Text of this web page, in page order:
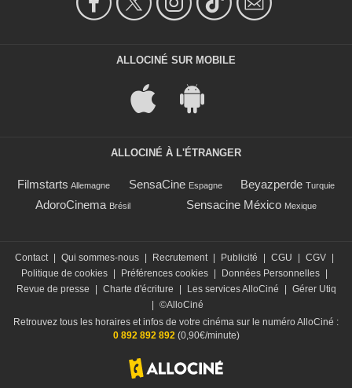
ALLOCINÉ SUR MOBILE
ALLOCINÉ À L'ÉTRANGER
Filmstarts Allemagne SensaCine Espagne Beyazperde Turquie
AdoroCinema Brésil Sensacine México Mexique
Contact Qui sommes-nous Recrutement Publicité CGU CGV
Politique de cookies
Préférences cookies Données Personnelles
Revue de presse
Charte d'écriture Les services AlloCiné
Gérer Utiq
©AlloCiné
Retrouvez tous les horaires et infos de votre cinéma sur le numéro AlloCiné :
0 892 892 892(0,90€/minute)